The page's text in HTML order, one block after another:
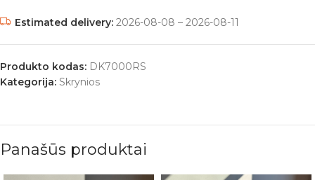
Estimated delivery: 2026-08-08 – 2026-08-11
Produkto kodas: DK7000RS
Kategorija: Skrynios
Panašūs produktai